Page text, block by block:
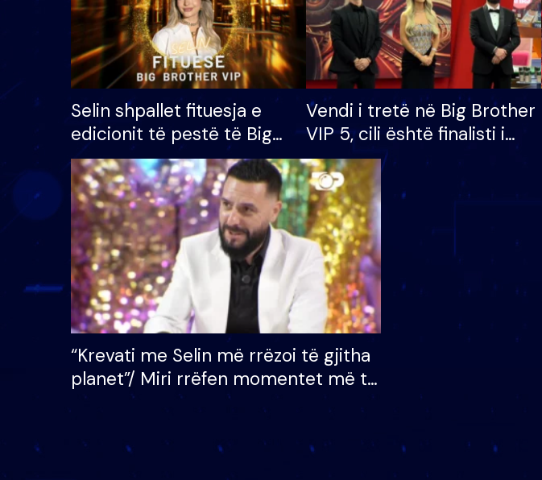
Selin shpallet fituesja e
edicionit të pestë të Big
Brother VIP, rrëmben
çmimin e madh prej 100
mijë eurosh
Vendi i tretë në Big Brother
VIP 5, cili është finalisti i
radhës që lë shtëpinë
“Krevati me Selin më rrëzoi të gjitha
planet”/ Miri rrëfen momentet më të
bukura në shtëpinë e BB VIP: Do më